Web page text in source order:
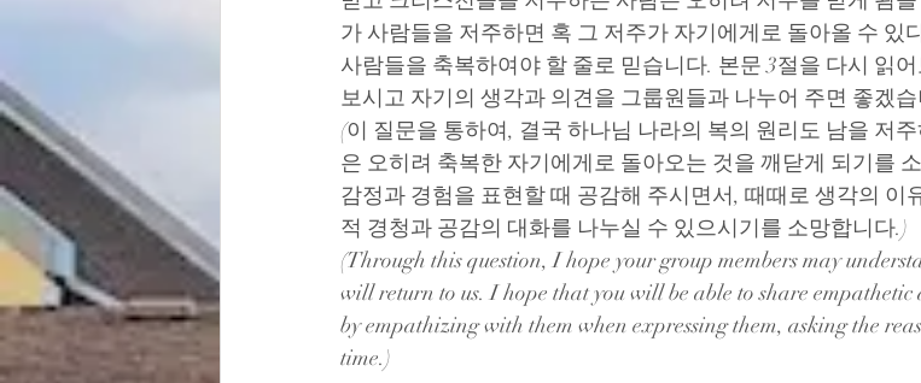
가 사람들을 저주하면 혹 그 저주가 자기에게로 돌아올 수 있
사람들을 축복하여야 할 줄로 믿습니다. 본문 3절을 다시 읽
보시고 자기의 생각과 의견을 그룹원들과 나누어 주면 좋겠습
(이 질문을 통하여, 결국 하나님 나라의 복의 원리도 남을 저
은 오히려 축복한 자기에게로 돌아오는 것을 깨닫게 되기를
감정과 경험을 표현할 때 공감해 주시면서, 때때로 생각의 이
적 경청과 공감의 대화를 나누실 수 있으시기를 소망합니다.)
(Through this question, I hope your group members may
will return to us. I hope that you will be able to share
by empathizing with them when expressing them, asking the
time.)